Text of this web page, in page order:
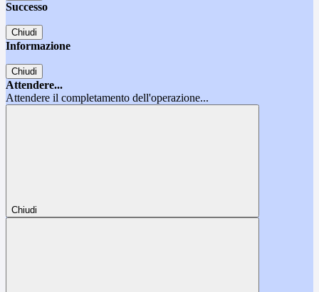
Successo
Chiudi
Informazione
Chiudi
Attendere...
Attendere il completamento dell'operazione...
Chiudi